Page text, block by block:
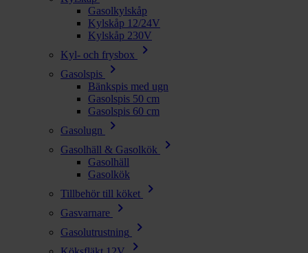
Gasolkylskåp
Kylskåp 12/24V
Kylskåp 230V
Kyl- och frysbox
chevron_right
Gasolspis chevron_right
Bänkspis med ugn
Gasolspis 50 cm
Gasolspis 60 cm
Gasolugn
chevron_right
Gasolhäll & Gasolkök chevron_right
Gasolhäll
Gasolkök
Tillbehör till köket
chevron_right
Gasvarnare chevron_right
Gasolutrustning chevron_right
chevron_right